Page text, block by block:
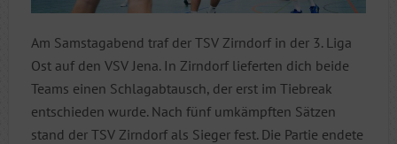
Am Samstagabend traf der TSV Zirndorf in der 3. Liga
Ost auf den VSV Jena. In Zirndorf lieferten dich beide
Teams einen Schlagabtausch, der erst im Tiebreak
entschieden wurde. Nach fünf umkämpften Sätzen
stand der TSV Zirndorf als Sieger fest. Die Partie endete